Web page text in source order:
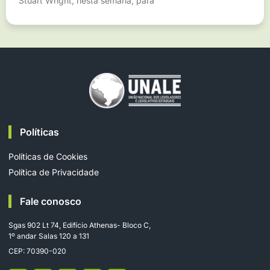
Políticas
Políticas de Cookies
Política de Privacidade
Fale conosco
Sgas 902 Lt 74, Edifício Athenas- Bloco C,
1º andar Salas 120 a 131
CEP: 70390-020